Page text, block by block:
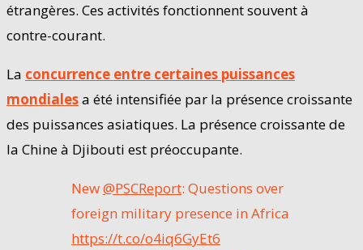
étrangères. Ces activités fonctionnent souvent à
contre-courant.
La concurrence entre certaines puissances
mondialesa été intensifiée par la présence croissante
des puissances asiatiques. La présence croissante de
la Chine à Djibouti est préoccupante.
New@PSCReport: Questions over
foreign military presence in Africa
https://t.co/o4iq6GyEt6